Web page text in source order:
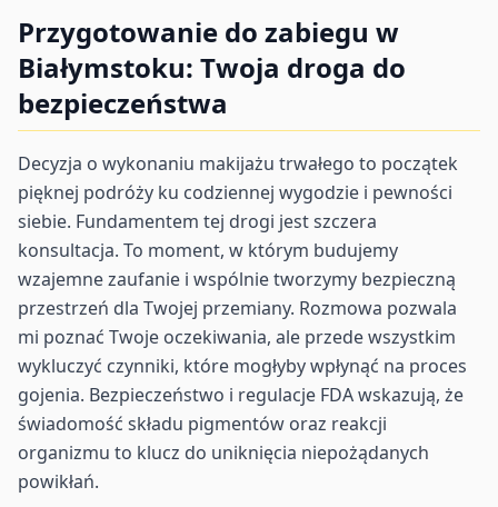
Przygotowanie do zabiegu w
Białymstoku: Twoja droga do
bezpieczeństwa
Decyzja o wykonaniu makijażu trwałego to początek
pięknej podróży ku codziennej wygodzie i pewności
siebie. Fundamentem tej drogi jest szczera
konsultacja. To moment, w którym budujemy
wzajemne zaufanie i wspólnie tworzymy bezpieczną
przestrzeń dla Twojej przemiany. Rozmowa pozwala
mi poznać Twoje oczekiwania, ale przede wszystkim
wykluczyć czynniki, które mogłyby wpłynąć na proces
gojenia. Bezpieczeństwo i regulacje FDA wskazują, że
świadomość składu pigmentów oraz reakcji
organizmu to klucz do uniknięcia niepożądanych
powikłań.